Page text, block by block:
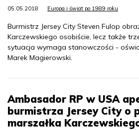
05.05.2018 Europa i świat po 1989 roku
Burmistrz Jersey City Steven Fulop
Karczewskiego osobiście, lecz także
sytuacja wymaga stanowczości -
Marek Magierowski.
Ambasador RP w USA
burmistrza Jersey City o
marszałka